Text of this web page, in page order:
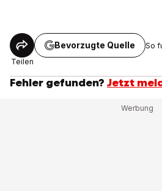
Teilen
Bevorzugte Quelle So
Fehler gefunden? Jetzt